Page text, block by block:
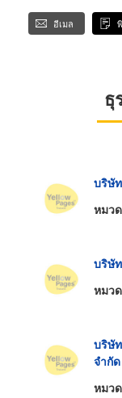
อีเมล
ธุ
บริษั
หมว
บริษั
หมว
บริษั
จำกัด
หมว